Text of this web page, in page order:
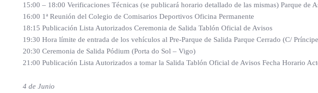
15:00 – 18:00 Verificaciones Técnicas (se publicará horario detallado de las mismas) Parque de
16:00 1ª Reunión del Colegio de Comisarios Deportivos Oficina Permanente
18:15 Publicación Lista Autorizados Ceremonia de Salida Tablón Oficial de Avisos
19:30 Hora límite de entrada de los vehículos al Pre-Parque de Salida Parque Cerrado (C/
20:30 Ceremonia de Salida Pódium (Porta do Sol – Vigo)
21:00 Publicación Lista Autorizados a tomar la Salida Tablón Oficial de Avisos Fecha Horario
4 de Junio